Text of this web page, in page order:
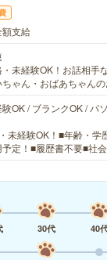
支給
・未経験OK！お話相手
ちゃん・おばあちゃん
OK / ブランクOK / パ
未経験OK！■年齢・学
予定！■履歴書不要■社
30代 40